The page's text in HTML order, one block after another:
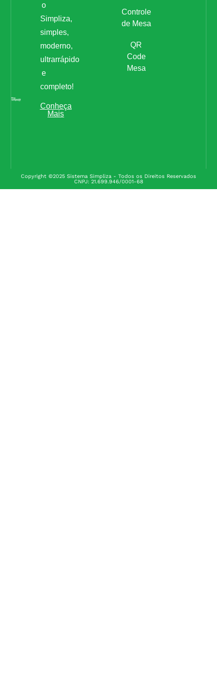
o
Simpliza,
simples,
moderno,
ultrarrápido
e
completo!
Conheça
Mais
Controle
de Mesa
QR
Code
Mesa
Copyright ©2025 Sistema Simpliza - Todos os Direitos Reservados
CNPJ: 21.699.946/0001-68